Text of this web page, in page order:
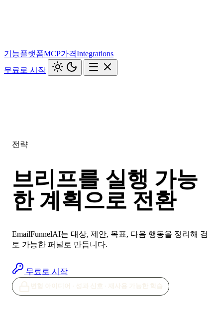
기능플랫폼MCP가격Integrations
무료로 시작
전략
브리프를 실행 가능
한 계획으로 전환
EmailFunnelAI는 대상, 제안, 목표, 다음 행동을 정리해 검
토 가능한 퍼널로 만듭니다.
무료로 시작